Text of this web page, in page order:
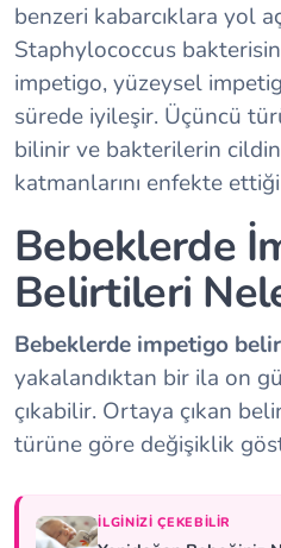
benzeri kabarcıklara yol
Staphylococcus
impetigo, yüzeysel
sürede iyileşir. Üçüncü
bilinir ve bakterilerin
katmanlarını enfekte
Bebeklerde
Belirtileri
Bebeklerde impetigo
yakalandıktan bir ila on
çıkabilir. Ortaya çıkan
türüne göre değişiklik
İLGINIZI ÇEKEBILIR